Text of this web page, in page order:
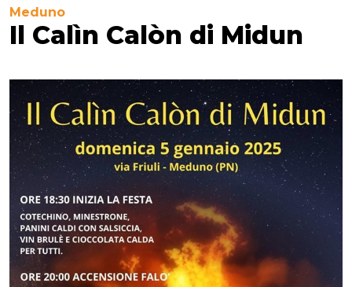
Meduno
Il Calìn Calòn di Midun